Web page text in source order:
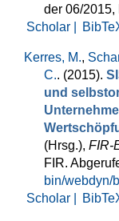
der 06/2015,
Scholar |
Kerres, M.,
C.. (2015).
und
(Hrsg.),
FIR.
bin/webdyn/
Scholar |